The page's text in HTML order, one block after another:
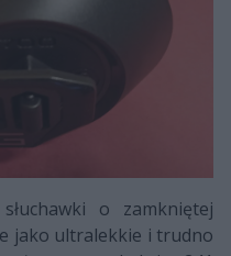
o zamkniętej
jako ultralekkie i trudno